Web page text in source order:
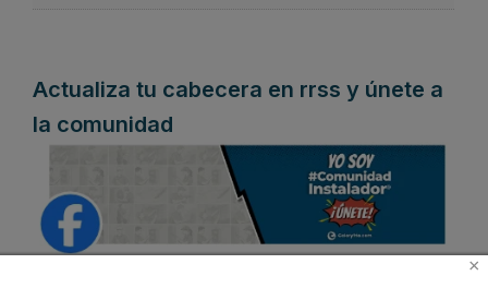
Actualiza tu cabecera en rrss y únete a
la comunidad
×